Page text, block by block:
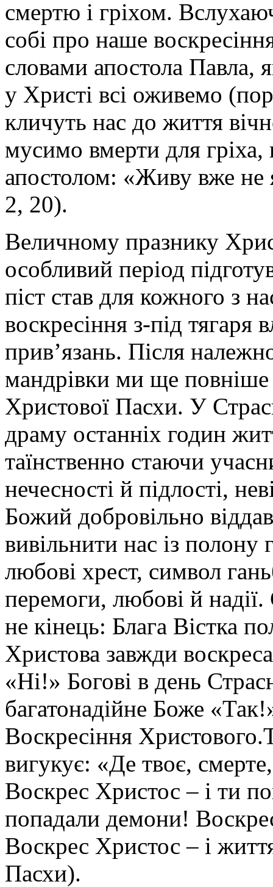
смертю і гріхом.
собі про наше
словами апостола Павла,
у Христі всі оживемо
кличуть нас до життя
мусимо вмерти для гріха,
апостолом: «Живу вже не
2, 20).
Величному празнику
особливий період
піст став для кожного з
воскресіння з-під тягаря
прив’язань. Після
мандрівки ми ще повніше
Христової Пасхи. У
драму останніх годин
таїнственно стаючи
нечесності й підлості,
Божий добровільно
вивільнити нас із полону
любові хрест, символ
перемоги, любові й надії.
не кінець: Блага Вістка
Христова завжди
«Ні!» Богові в день
багатонадійне Боже
Воскресіння
вигукує: «Де твоє,
Воскрес Христос – і ти
попадали демони!
Воскрес Христос – і
Пасхи).